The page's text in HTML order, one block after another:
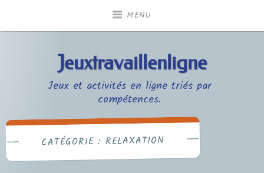
MENU
Jeuxtravaillenligne
Jeux et activités en ligne triés par
compétences.
CATÉGORIE : RELAXATION